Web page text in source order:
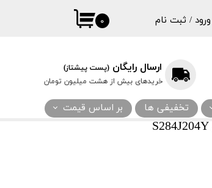
۰ ورود / ثبت نام
تغییر گذر واژه
سفارشات
خروج از حساب
کاربری
تخفیفی ها بر اساس قیمت
ارسال رایگان (پست پیشتاز)
خریدهای بیش از هشت میلیون تومان